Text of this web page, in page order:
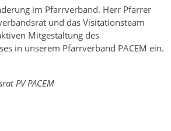
im Pfarrverband. Herr Pfarrer
und das Visitationsteam
Mitgestaltung des
in unserem Pfarrverband PACEM ein.
PV PACEM